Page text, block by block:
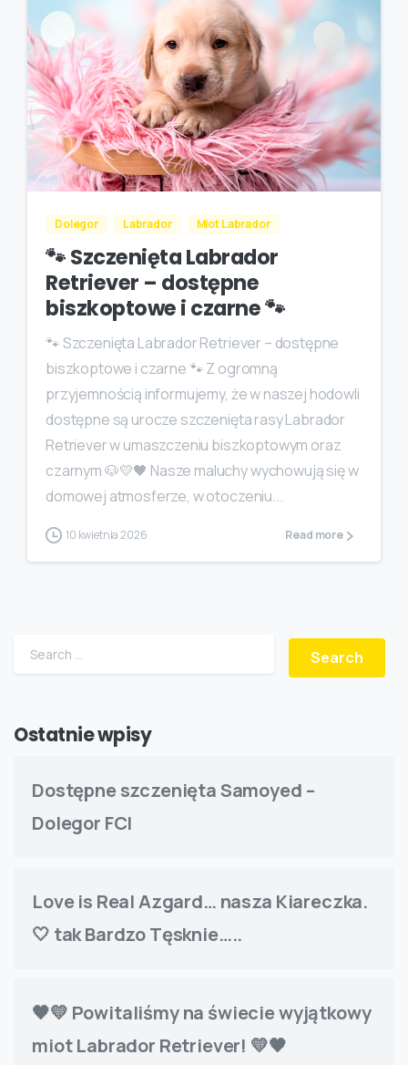
Dolegor Labrador Miot Labrador
🐾 Szczenięta Labrador
Retriever – dostępne
biszkoptowe i czarne 🐾
🐾 Szczenięta Labrador Retriever – dostępne
biszkoptowe i czarne 🐾 Z ogromną
przyjemnością informujemy, że w naszej hodowli
dostępne są urocze szczenięta rasy Labrador
Retriever w umaszczeniu biszkoptowym oraz
czarnym 🐶💛🖤 Nasze maluchy wychowują się w
domowej atmosferze, w otoczeniu...
10 kwietnia 2026 Read more
Search for:
Ostatnie wpisy
Dostępne szczenięta Samoyed –
Dolegor FCI
Love is Real Azgard… nasza Kiareczka.
🤍 tak Bardzo Tęsknie…..
🖤💛 Powitaliśmy na świecie wyjątkowy
miot Labrador Retriever! 💛🖤